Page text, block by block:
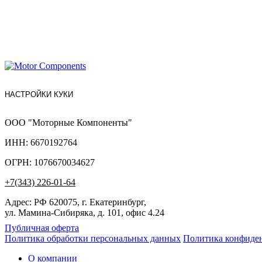
НАСТРОЙКИ КУКИ
ООО "Моторные Компоненты"
ИНН: 6670192764
ОГРН: 1076670034627
+7(343) 226-01-64
Адрес: РФ 620075, г. Екатеринбург,
ул. Мамина-Сибиряка, д. 101, офис 4.24
Публичная оферта
Политика обработки персональных данных Политика
О компании